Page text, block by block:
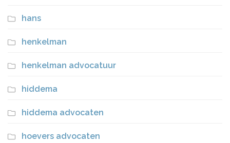
hans
henkelman
henkelman advocatuur
hiddema
hiddema advocaten
hoevers advocaten